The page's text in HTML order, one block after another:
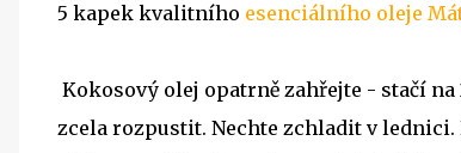
5 kapek kvalitního esenciálního oleje
Kokosový olej opatrně zahřejte - stačí na
zcela rozpustit. Nechte zchladit v lednici.